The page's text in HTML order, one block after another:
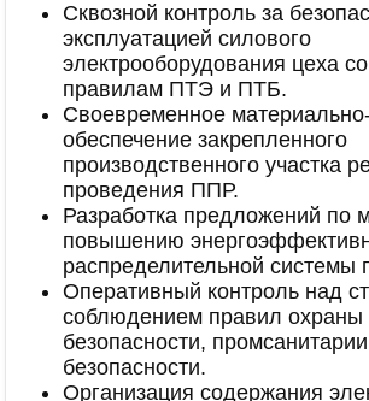
Сквозной контроль за
эксплуатацией силового
электрооборудования цеха
правилам ПТЭ и ПТБ.
Своевременное
обеспечение закрепленного
производственного участка
проведения ППР.
Разработка предложений по
повышению
распределительной системы
Оперативный контроль над
соблюдением правил охраны
безопасности,
безопасности.
Организация содержания